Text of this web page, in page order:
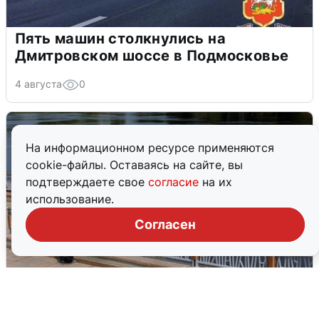
На информационном ресурсе применяются
cookie-файлы. Оставаясь на сайте, вы
подтверждаете свое согласие на их
использование.
Согласен
Пять машин столкнулись на
Дмитровском шоссе в Подмосковье
4 августа 0